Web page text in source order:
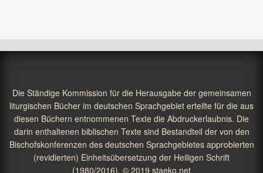
Die Ständige Kommission für die Herausgabe der gemeinsamen
liturgischen Bücher im deutschen Sprachgebiet erteilte für die aus
diesen Büchern entnommenen Texte die Abdruckerlaubnis. Die
darin enthaltenen biblischen Texte sind Bestandteil der von den
Bischofskonferenzen des deutschen Sprachgebietes approbierten
(revidierten) Einheitsübersetzung der Heiligen Schrift
(1980/2016). © 2019 staeko.net